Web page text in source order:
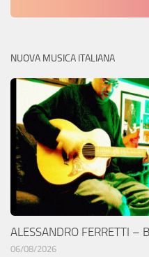
NUOVA MUSICA ITALIANA
ALESSANDRO FERRETTI –
06/08/2026